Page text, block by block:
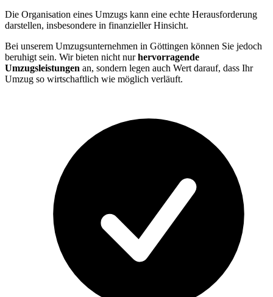
Die Organisation eines Umzugs kann eine echte Herausforderung
darstellen, insbesondere in finanzieller Hinsicht.
Bei unserem Umzugsunternehmen in Göttingen können Sie jedoch
beruhigt sein. Wir bieten nicht nurhervorragende
Umzugsleistungen an, sondern legen auch Wert darauf, dass Ihr
Umzug so wirtschaftlich wie möglich verläuft.